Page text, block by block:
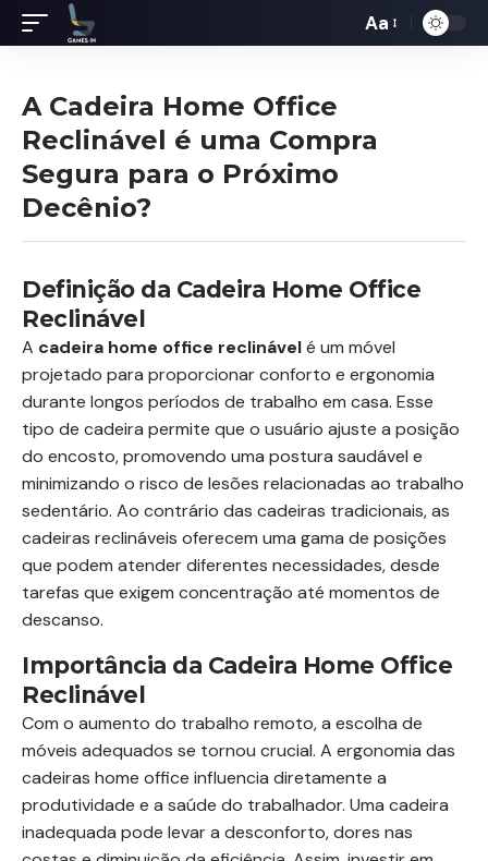
Aa
A Cadeira Home Office
Reclinável é uma Compra
Segura para o Próximo
Decênio?
Definição da Cadeira Home Office
Reclinável
A cadeira home office reclinávelé um móvel
projetado para proporcionar conforto e ergonomia
durante longos períodos de trabalho em casa. Esse
tipo de cadeira permite que o usuário ajuste a posição
do encosto, promovendo uma postura saudável e
minimizando o risco de lesões relacionadas ao trabalho
sedentário. Ao contrário das cadeiras tradicionais, as
cadeiras reclináveis oferecem uma gama de posições
que podem atender diferentes necessidades, desde
tarefas que exigem concentração até momentos de
descanso.
Importância da Cadeira Home Office
Reclinável
Com o aumento do trabalho remoto, a escolha de
móveis adequados se tornou crucial. A ergonomia das
cadeiras home office influencia diretamente a
produtividade e a saúde do trabalhador. Uma cadeira
inadequada pode levar a desconforto, dores nas